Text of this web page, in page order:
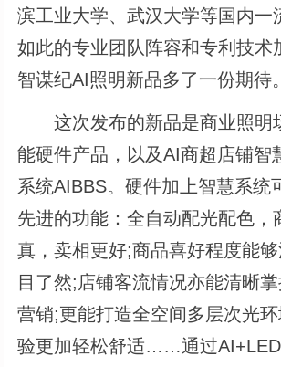
滨工业大学、武汉大学等国内一
如此的专业团队阵容和专利技术
智谋纪AI照明新品多了一份期待。
这次发布的新品是商业照明
能硬件产品，以及AI商超店铺智
系统AIBBS。硬件加上智慧系统
先进的功能：全自动配光配色，
真，卖相更好;商品喜好程度能
目了然;店铺客流情况亦能清晰
营销;更能打造全空间多层次光
验更加轻松舒适……通过AI+LED